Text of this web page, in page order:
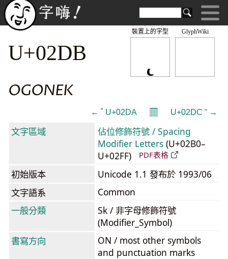
GlyphWiki
裝置上的字型
U+02DB
OGONEK
← ˚ U+02DA 𝄜 U+02DC ˜ →
文字區域
佔位修飾符號 / Spacing
Modifier Letters (U+02B0–
U+02FF)
PDF表格
初始版本
Unicode 1.1 發布於 1993/06
文字語系
Common
一般分類
Sk / 非字母修飾符號
(Modifier_Symbol)
書寫方向
ON / most other symbols
and punctuation marks